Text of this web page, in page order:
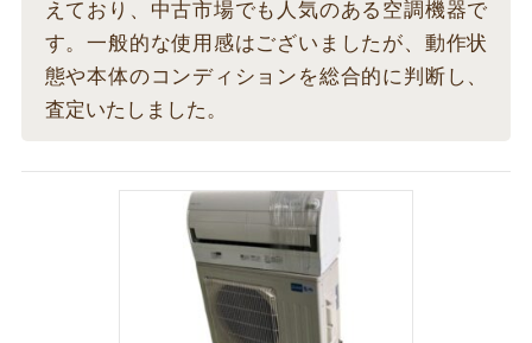
えており、中古市場でも人気のある空調機器で
す。一般的な使用感はございましたが、動作状
態や本体のコンディションを総合的に判断し、
査定いたしました。